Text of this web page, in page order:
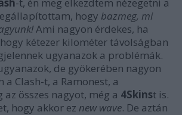
hogy bazmeg, mi
Ami nagyon érdekes, ha
kétezer kilométer távolságban
ugyanazok a problémák.
de gyökerében nagyon
Clash-t, a Ramonest, a
az összes nagyot, még a 4Skinst is.
hogy akkor ez new wave. De aztán